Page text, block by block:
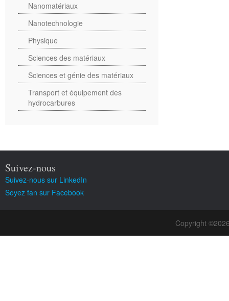
Nanomatériaux
Nanotechnologie
Physique
Sciences des matériaux
Sciences et génie des matériaux
Transport et équipement des
hydrocarbures
Suivez-nous
Suivez-nous sur LinkedIn
Soyez fan sur Facebook
Copyright